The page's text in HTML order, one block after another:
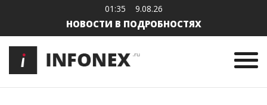
01:35 9.08.26
НОВОСТИ В ПОДРОБНОСТЯХ